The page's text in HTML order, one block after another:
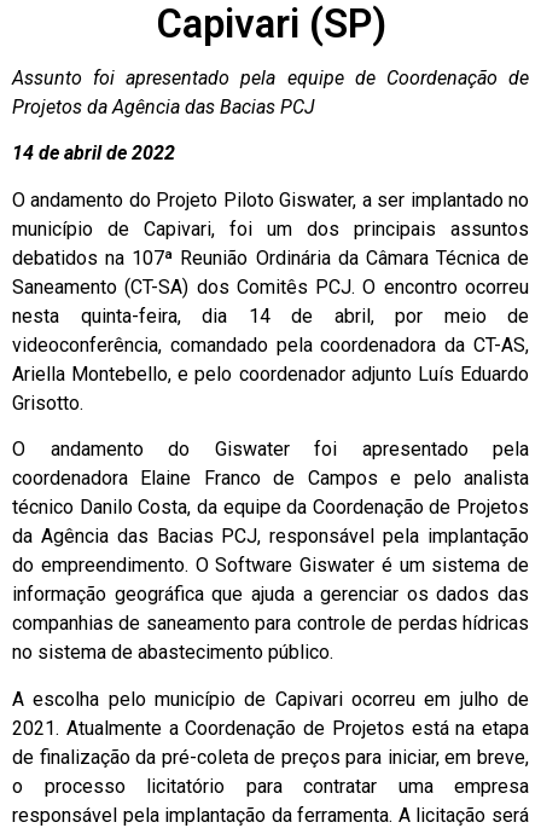
Capivari (SP)
Assunto foi apresentado pela equipe de Coordenação de
Projetos da Agência das Bacias PCJ
14 de abril de 2022
O andamento do Projeto Piloto Giswater, a ser implantado no
município de Capivari, foi um dos principais assuntos
debatidos na 107ª Reunião Ordinária da Câmara Técnica de
Saneamento (CT-SA) dos Comitês PCJ. O encontro ocorreu
nesta quinta-feira, dia 14 de abril, por meio de
videoconferência, comandado pela coordenadora da CT-AS,
Ariella Montebello, e pelo coordenador adjunto Luís Eduardo
Grisotto.
O andamento do Giswater foi apresentado pela
coordenadora Elaine Franco de Campos e pelo analista
técnico Danilo Costa, da equipe da Coordenação de Projetos
da Agência das Bacias PCJ, responsável pela implantação
do empreendimento. O Software Giswater é um sistema de
informação geográfica que ajuda a gerenciar os dados das
companhias de saneamento para controle de perdas hídricas
no sistema de abastecimento público.
A escolha pelo município de Capivari ocorreu em julho de
2021. Atualmente a Coordenação de Projetos está na etapa
de finalização da pré-coleta de preços para iniciar, em breve,
o processo licitatório para contratar uma empresa
responsável pela implantação da ferramenta. A licitação será